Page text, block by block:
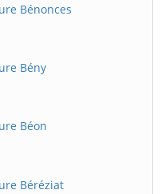
Bénonces
Bény
Béon
Béréziat